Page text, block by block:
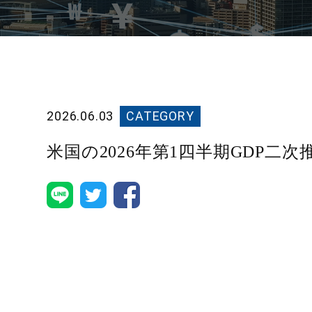
2026.06.03 CATEGORY
米国の2026年第1四半期GDP二次